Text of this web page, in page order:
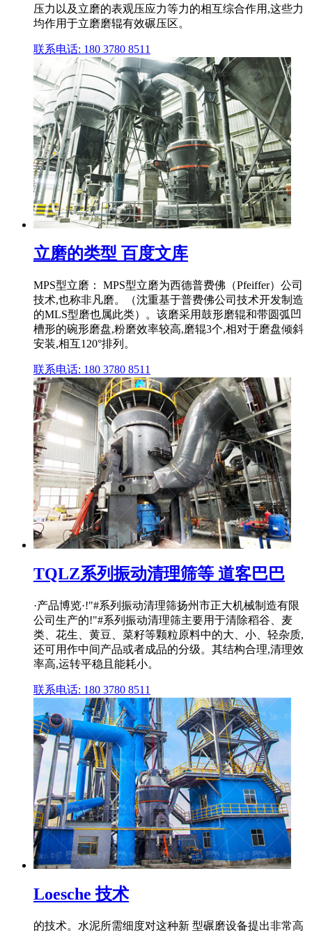
压力以及立磨的表观压应力等力的相互综合作用,这些力
均作用于立磨磨辊有效碾压区。
联系电话: 180 3780 8511
立磨的类型 百度文库
MPS型立磨： MPS型立磨为西德普费佛（Pfeiffer）公司
技术,也称非凡磨。（沈重基于普费佛公司技术开发制造
的MLS型磨也属此类）。该磨采用鼓形磨辊和带圆弧凹
槽形的碗形磨盘,粉磨效率较高,磨辊3个,相对于磨盘倾斜
安装,相互120°排列。
联系电话: 180 3780 8511
TQLZ系列振动清理筛等 道客巴巴
·产品博览·!"#系列振动清理筛扬州市正大机械制造有限
公司生产的!"#系列振动清理筛主要用于清除稻谷、麦
类、花生、黄豆、菜籽等颗粒原料中的大、小、轻杂质,
还可用作中间产品或者成品的分级。其结构合理,清理效
率高,运转平稳且能耗小。
联系电话: 180 3780 8511
Loesche 技术
的技术。水泥所需细度对这种新 型碾磨设备提出非常高